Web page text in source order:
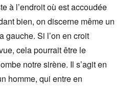
à l’endroit où est accoudée
bien, on discerne même un
gauche. Si l’on en croit
cela pourrait être le
notre sirène. Il s’agit en
homme, qui entre en